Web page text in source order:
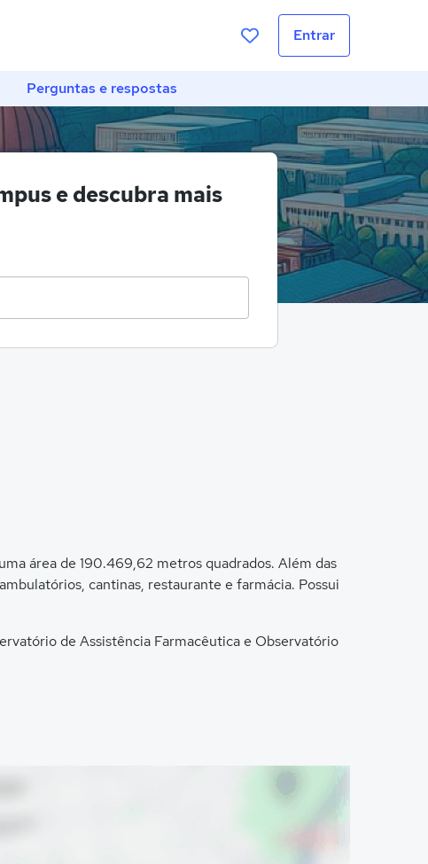
Entrar
Perguntas e respostas
e descubra mais
área de 190.469,62 metros quadrados. Além das
cantinas, restaurante e farmácia. Possui
de Assistência Farmacêutica e Observatório